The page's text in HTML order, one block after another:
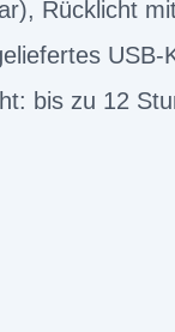
Rücklicht
bis zu 12